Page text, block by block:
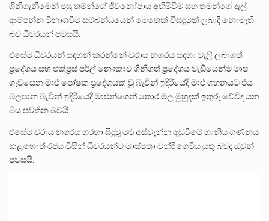
ගිනිගැනීමෙන් පසු තමන්ගේ ජිවනෝපාය අහිමිවීම සහ තමන්ගේ දැල්
ආම්පන්න විනාශවීම සම්බන්ධයෙන් මෙතෙක් විසඳුමක් ලබාදී නොමැති
බව ධීවරයන් පවසයි.
එසේම ධීවරයන් සඳහන් කරන්නේ වරාය නගරය සඳහා වැලි ලබාගත්
ප්‍රදේශය සහ එක්ප්‍රස් පර්ල් නෞකාව ගිනිගත් ප්‍රදේශය වැඩියෙන්ම මාළු
ගැවසෙන මාළු පෝෂක ප්‍රදේශයක් වූ බැවින් ඉදිරියේදී මාළු ගහනයට එය
බලපාන බැවින් ඉදිරියේදී මාළුන්ගෙන් තොර මල මුහුදක් ඉතුරු වේවිද යන
බිය පවතින බවයි.
එසේම වරාය නගරය හරහා සිදුවූ මළු අස්වැන්න අඩුවීමේ හානිය ගණනය
කළහොත් රජය විසින් ධීවරයන්ට මාස්පතා වන්දි ගෙවිය යුතු බවද ඔවුන්
පවසයි.